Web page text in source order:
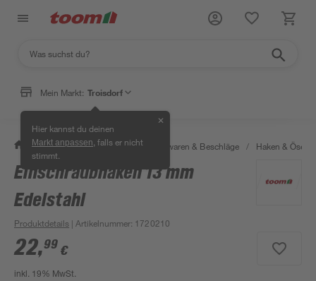
Mein Markt: Troisdorf
Hier kannst du deinen
Markt anpassen , falls er nicht
stimmt.
✕
/ Werkstatt & Maschinen / Eisenwaren & Beschläge / Haken & Ösen
Einschraubhaken 13 mm
Edelstahl
Produktdetails | Artikelnummer: 1720210
22,99 €
inkl. 19% MwSt.